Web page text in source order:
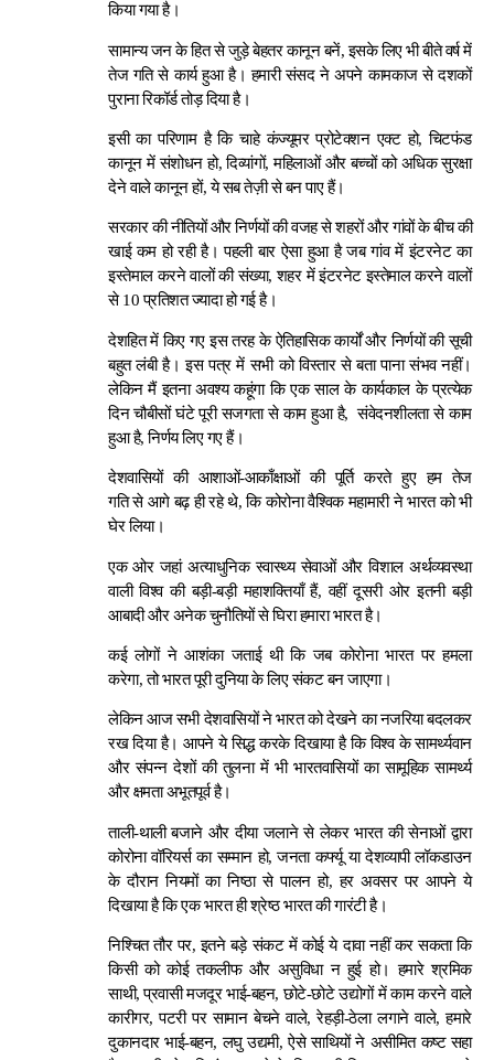
किया गया है।
सामान्य जन के हित से जुड़े बेहतर कानून बनें, इसके लिए भी बीते वर्ष में
तेज गति से कार्य हुआ है। हमारी संसद ने अपने कामकाज से दशकों
पुराना रिकॉर्ड तोड़ दिया है।
इसी का परिणाम है कि चाहे कंज्यूमर प्रोटेक्शन एक्ट हो, चिटफंड
कानून में संशोधन हो, दिव्यांगों, महिलाओं और बच्चों को अधिक सुरक्षा
देने वाले कानून हों, ये सब तेज़ी से बन पाए हैं।
सरकार की नीतियों और निर्णयों की वजह से शहरों और गांवों के बीच की
खाई कम हो रही है। पहली बार ऐसा हुआ है जब गांव में इंटरनेट का
इस्तेमाल करने वालों की संख्या, शहर में इंटरनेट इस्तेमाल करने वालों
से 10 प्रतिशत ज्यादा हो गई है।
देशहित में किए गए इस तरह के ऐतिहासिक कार्यों और निर्णयों की सूची
बहुत लंबी है। इस पत्र में सभी को विस्तार से बता पाना संभव नहीं।
लेकिन मैं इतना अवश्य कहूंगा कि एक साल के कार्यकाल के प्रत्येक
दिन चौबीसों घंटे पूरी सजगता से काम हुआ है, संवेदनशीलता से काम
हुआ है, निर्णय लिए गए हैं।
देशवासियों की आशाओं-आकाँक्षाओं की पूर्ति करते हुए हम तेज
गति से आगे बढ़ ही रहे थे, कि कोरोना वैश्विक महामारी ने भारत को भी
घेर लिया।
एक ओर जहां अत्याधुनिक स्वास्थ्य सेवाओं और विशाल अर्थव्यवस्था
वाली विश्व की बड़ी-बड़ी महाशक्तियाँ हैं, वहीं दूसरी ओर इतनी बड़ी
आबादी और अनेक चुनौतियों से घिरा हमारा भारत है।
कई लोगों ने आशंका जताई थी कि जब कोरोना भारत पर हमला
करेगा, तो भारत पूरी दुनिया के लिए संकट बन जाएगा।
लेकिन आज सभी देशवासियों ने भारत को देखने का नजरिया बदलकर
रख दिया है। आपने ये सिद्ध करके दिखाया है कि विश्व के सामर्थ्यवान
और संपन्न देशों की तुलना में भी भारतवासियों का सामूहिक सामर्थ्य
और क्षमता अभूतपूर्व है।
ताली-थाली बजाने और दीया जलाने से लेकर भारत की सेनाओं द्वारा
कोरोना वॉरियर्स का सम्मान हो, जनता कर्फ्यू या देशव्यापी लॉकडाउन
के दौरान नियमों का निष्ठा से पालन हो, हर अवसर पर आपने ये
दिखाया है कि एक भारत ही श्रेष्ठ भारत की गारंटी है।
निश्चित तौर पर, इतने बड़े संकट में कोई ये दावा नहीं कर सकता कि
किसी को कोई तकलीफ और असुविधा न हुई हो। हमारे श्रमिक
साथी, प्रवासी मजदूर भाई-बहन, छोटे-छोटे उद्योगों में काम करने वाले
कारीगर, पटरी पर सामान बेचने वाले, रेहड़ी-ठेला लगाने वाले, हमारे
दुकानदार भाई-बहन, लघु उद्यमी, ऐसे साथियों ने असीमित कष्ट सहा